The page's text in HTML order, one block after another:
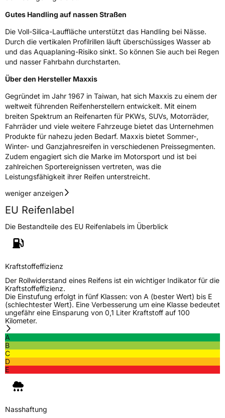
3PMSF / Schneeflockensymbol / Alpine-Symbol
EPREL ID422388
Allgemeine Produktsicherheit (GPSR)
HerstellerkontaktMaxxis Tech Center Europe B.V.,
Brabant Niederlande,
regulation@maxxistce.nl
Gutes Handling auf nassen Straßen
Die Voll-Silica-Lauffläche unterstützt das Handling bei Nässe.
Durch die vertikalen Profilrillen läuft überschüssiges Wasser ab
und das Aquaplaning-Risiko sinkt. So können Sie auch bei Regen
und nasser Fahrbahn durchstarten.
Über den Hersteller Maxxis
Gegründet im Jahr 1967 in Taiwan, hat sich Maxxis zu einem der
weltweit führenden Reifenherstellern entwickelt. Mit einem
breiten Spektrum an Reifenarten für PKWs, SUVs, Motorräder,
Fahrräder und viele weitere Fahrzeuge bietet das Unternehmen
Produkte für nahezu jeden Bedarf. Maxxis bietet Sommer-,
Winter- und Ganzjahresreifen in verschiedenen Preissegmenten.
Zudem engagiert sich die Marke im Motorsport und ist bei
zahlreichen Sportereignissen vertreten, was die
Leistungsfähigkeit ihrer Reifen unterstreicht.
weniger anzeigen
EU Reifenlabel
Die Bestandteile des EU Reifenlabels im Überblick
Kraftstoffeffizienz
Der Rollwiderstand eines Reifens ist ein wichtiger Indikator für die
Kraftstoffeffizienz.
Die Einstufung erfolgt in fünf Klassen: von A (bester Wert) bis E
(schlechtester Wert). Eine Verbesserung um eine Klasse bedeutet
ungefähr eine Einsparung von 0,1 Liter Kraftstoff auf 100
Kilometer.
A
B
C
D
E
Nasshaftung